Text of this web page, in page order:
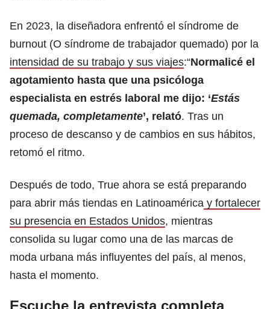
En 2023, la diseñadora enfrentó el síndrome de
burnout (O síndrome de trabajador quemado) por la
intensidad de su trabajo y sus viajes:“Normalicé el
agotamiento hasta que una psicóloga
especialista en estrés laboral me dijo: ‘Estás
quemada, completamente’, relató. Tras un
proceso de descanso y de cambios en sus hábitos,
retomó el ritmo.
Después de todo, True ahora se está preparando
para abrir más tiendas en Latinoamérica y fortalecer
su presencia en Estados Unidos, mientras
consolida su lugar como una de las marcas de
moda urbana más influyentes del país, al menos,
hasta el momento.
Escuche la entrevista completa